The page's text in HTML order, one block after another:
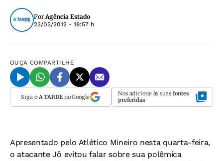
PorAgência Estado
23/05/2012 - 18:57 h
OUÇA COMPARTILHE
Siga o A TARDEno Google Nos adicione às suas fontes
preferidas
Apresentado pelo Atlético Mineiro nesta quarta-feira,
o atacante Jô evitou falar sobre sua polêmica